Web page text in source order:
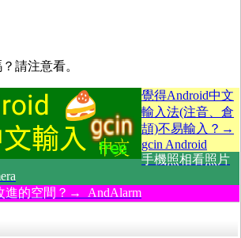
請注意看。
覺得Android中文
輸入法(注音、倉
頡)不易輸入？→
gcin Android
手機照相看照片
進的空間？→ AndAlarm